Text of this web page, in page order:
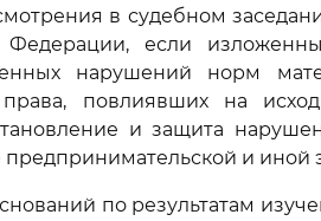
в судебном
Федерации, если
нарушений норм
права, повлиявших на
и защита
предпринимательской и иной
по результатам